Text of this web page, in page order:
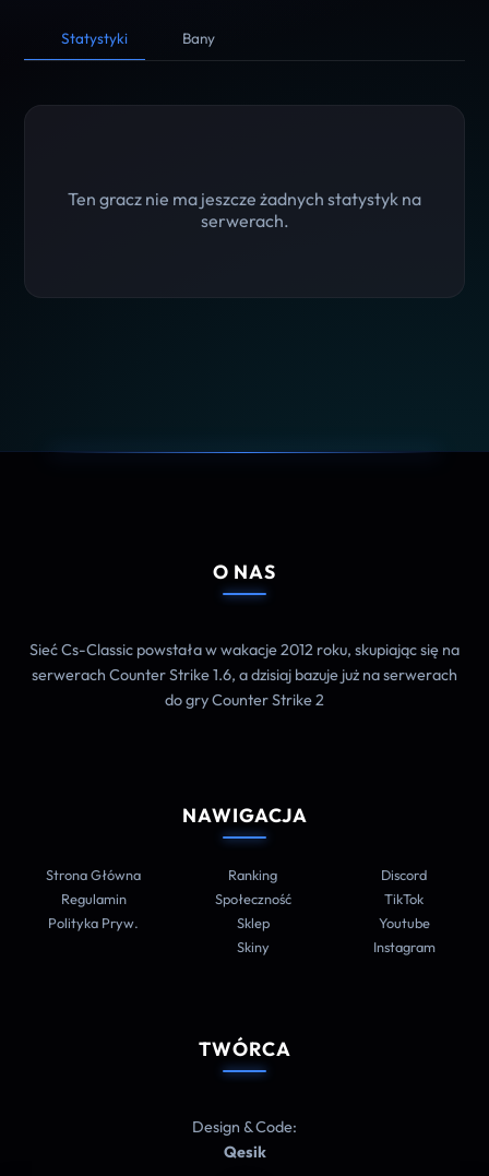
Statystyki Bany
Ten gracz nie ma jeszcze żadnych statystyk na
serwerach.
O NAS
Sieć Cs-Classic powstała w wakacje 2012 roku, skupiając się na
serwerach Counter Strike 1.6, a dzisiaj bazuje już na serwerach
do gry Counter Strike 2
NAWIGACJA
Strona Główna
Regulamin
Polityka Pryw.
Ranking
Społeczność
Sklep
Skiny
Discord
TikTok
Youtube
Instagram
TWÓRCA
Design & Code:
Qesik